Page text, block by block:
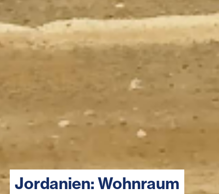
Jordanien: Wohnraum